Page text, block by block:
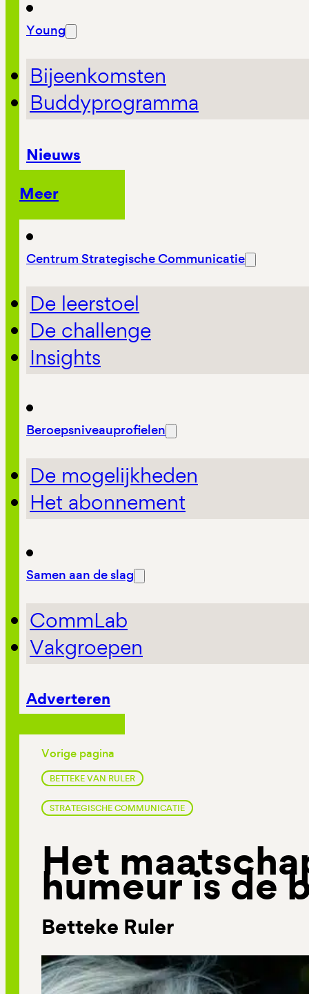
Young
Bijeenkomsten
Buddyprogramma
Nieuws
Meer
Centrum Strategische Communicatie
De leerstoel
De challenge
Insights
Beroepsniveauprofielen
De mogelijkheden
Het abonnement
Samen aan de slag
CommLab
Vakgroepen
Adverteren
Vorige pagina
BETTEKE VAN RULER
STRATEGISCHE COMMUNICATIE
Het
humeur is de
Betteke Ruler